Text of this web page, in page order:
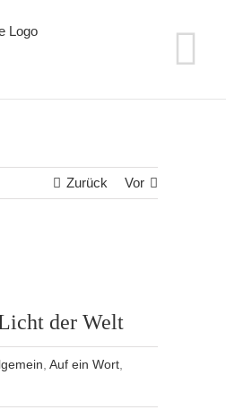
Zurück Vor
der Welt
,Auf ein Wort